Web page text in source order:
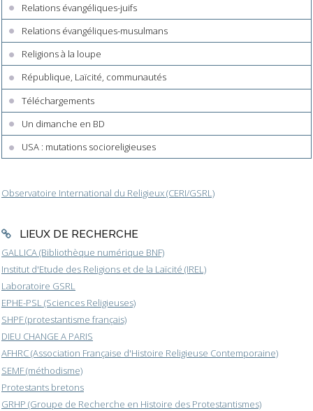
Relations évangéliques-juifs
Relations évangéliques-musulmans
Religions à la loupe
République, Laïcité, communautés
Téléchargements
Un dimanche en BD
USA : mutations socioreligieuses
Observatoire International du Religieux (CERI/GSRL)
LIEUX DE RECHERCHE
GALLICA (Bibliothèque numérique BNF)
Institut d'Etude des Religions et de la Laïcité (IREL)
Laboratoire GSRL
EPHE-PSL (Sciences Religieuses)
SHPF (protestantisme français)
DIEU CHANGE A PARIS
AFHRC (Association Française d'Histoire Religieuse Contemporaine)
SEMF (méthodisme)
Protestants bretons
GRHP (Groupe de Recherche en Histoire des Protestantismes)